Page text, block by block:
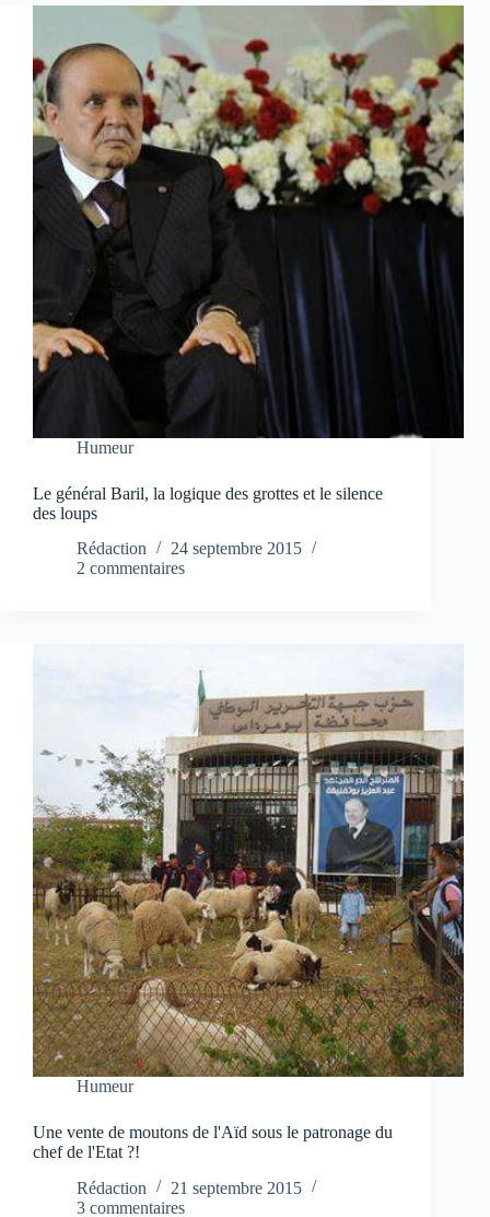
Humeur
Le général Baril, la logique des grottes et le silence
des loups
Rédaction
24 septembre 2015
2 commentaires
Humeur
Une vente de moutons de l'Aïd sous le patronage du
chef de l'Etat ?!
Rédaction
21 septembre 2015
3 commentaires